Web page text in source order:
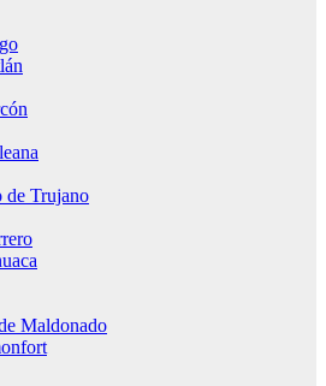
de Trujano
Maldonado